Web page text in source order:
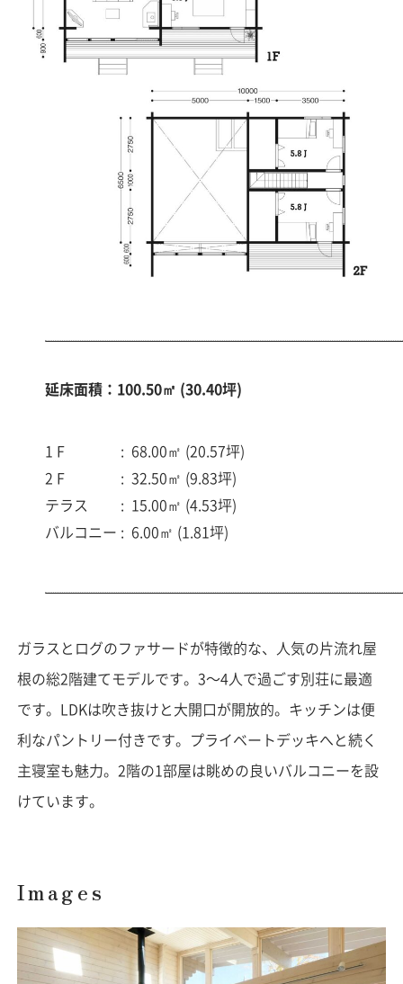
延床面積：100.50㎡ (30.40坪)
1 F
68.00㎡ (20.57坪)
2 F
32.50㎡ (9.83坪)
テラス
15.00㎡ (4.53坪)
バルコニー
6.00㎡ (1.81坪)
ガラスとログのファサードが特徴的な、人気の片流れ屋
根の総2階建てモデルです。3〜4人で過ごす別荘に最適
です。LDKは吹き抜けと大開口が開放的。キッチンは便
利なパントリー付きです。プライベートデッキへと続く
主寝室も魅力。2階の1部屋は眺めの良いバルコニーを設
けています。
Images